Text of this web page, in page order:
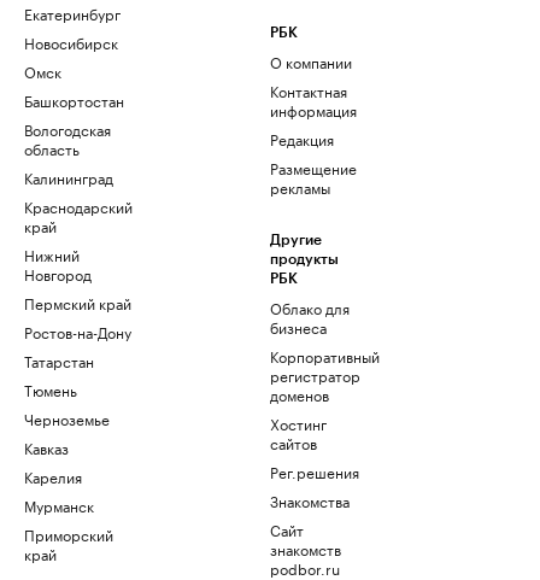
Екатеринбург
Новосибирск
Омск
Башкортостан
Вологодская
область
Калининград
Краснодарский
край
Нижний
Новгород
Пермский край
Ростов-на-Дону
Татарстан
Тюмень
Черноземье
Кавказ
Карелия
Мурманск
Приморский
край
РБК
О компании
Контактная
информация
Редакция
Размещение
рекламы
Другие
продукты
РБК
Облако для
бизнеса
Корпоративный
регистратор
доменов
Хостинг
сайтов
Рег.решения
Знакомства
Сайт
знакомств
podbor.ru